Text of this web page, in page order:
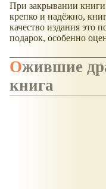
При закрывании
крепко и надёжно,
качество издания это
подарок, особенно
Ожившие драконы, подарочная
книга